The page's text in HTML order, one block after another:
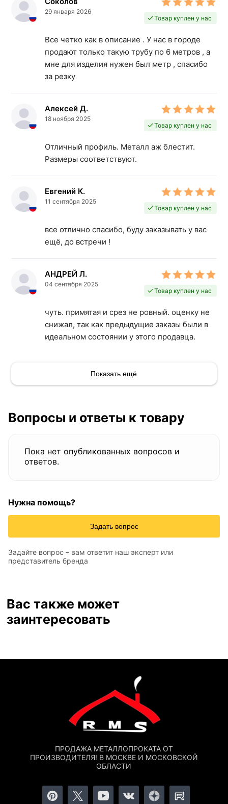
29 января 2026
Товар куплен у нас
Все четко как в описание . У нас в городе
продают только такую трубу по 6 метров , а
мне для изделия нужен был метр , спасибо
за резку
Алексей Д.
18 ноября 2025
Товар куплен у нас
Отличный профиль. Металл аж блестит.
Размеры соответствуют.
Евгений К.
11 сентября 2025
Товар куплен у нас
все отлично спасибо, буду заказывать у вас
ещё, до встречи !
АНДРЕЙ Л.
04 сентября 2025
Товар куплен у нас
чуть. примятая и срез не ровный. оценку не
снижал, так как предыдущие заказы были в
идеальном состоянии у этого продавца.
Показать ещё
Вопросы и ответы к товару
Пока нет опубликованных вопросов и
ответов.
Нужна помощь?
Задать вопрос
Задайте вопрос – вам ответит наш эксперт или
представитель бренда
Вас также может
заинтересовать
ПРОДАЖА МЕТАЛЛОПРОКАТА ОТ
ПРОИЗВОДИТЕЛЯ! В МОСКВЕ И МОСКОВСКОЙ
ОБЛАСТИ